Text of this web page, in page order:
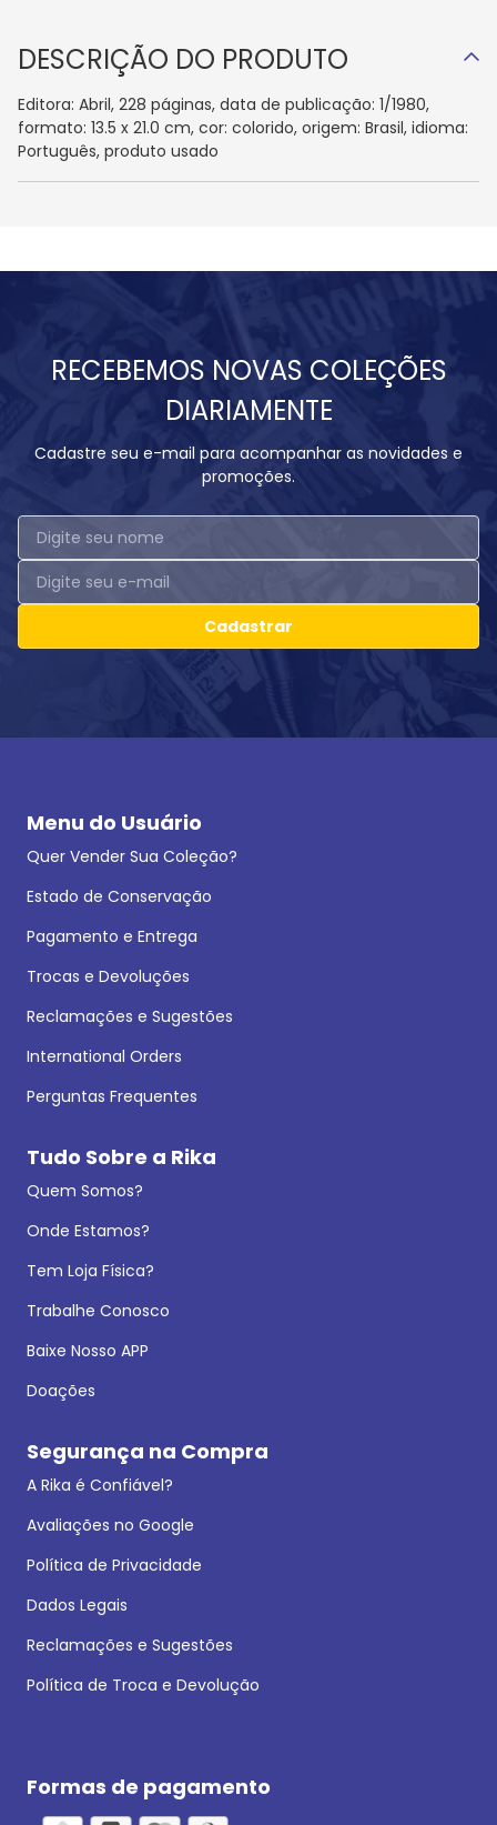
DESCRIÇÃO DO PRODUTO
Editora: Abril, 228 páginas, data de publicação: 1/1980,
formato: 13.5 x 21.0 cm, cor: colorido, origem: Brasil, idioma:
Português, produto usado
RECEBEMOS NOVAS COLEÇÕES
DIARIAMENTE
Cadastre seu e-mail para acompanhar as novidades e
promoções.
Cadastrar
Menu do Usuário
Quer Vender Sua Coleção?
Estado de Conservação
Pagamento e Entrega
Trocas e Devoluções
Reclamações e Sugestões
International Orders
Perguntas Frequentes
Tudo Sobre a Rika
Quem Somos?
Onde Estamos?
Tem Loja Física?
Trabalhe Conosco
Baixe Nosso APP
Doações
Segurança na Compra
A Rika é Confiável?
Avaliações no Google
Política de Privacidade
Dados Legais
Reclamações e Sugestões
Política de Troca e Devolução
Formas de pagamento